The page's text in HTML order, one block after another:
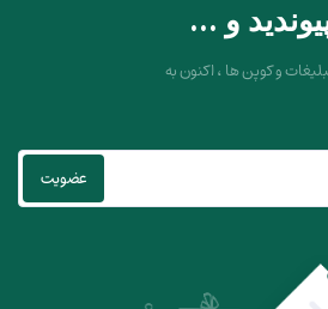
و ...
و کوپن ها ، اکنون به